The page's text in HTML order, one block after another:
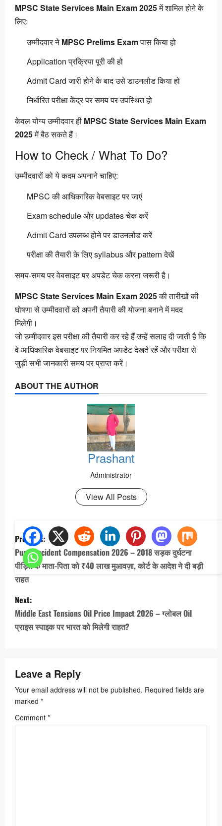
MPSC State Services Main Exam 2025में शामिल होने के
लिए:
उम्मीदवार नेMPSC Prelims Examपास किया हो
Application प्रक्रिया पूरी की हो
Admit Card जारी होने के बाद उसे डाउनलोड किया हो
निर्धारित परीक्षा केंद्र पर समय पर उपस्थित हो
केवल योग्य उम्मीदवार ही MPSC State Services Main Exam
2025में बैठ सकते हैं।
How to Check / What To Do?
उम्मीदवारों को ये कदम अपनाने चाहिए:
MPSC की आधिकारिक वेबसाइट पर जाएं
Exam schedule और updates चेक करें
Admit Card उपलब्ध होने पर डाउनलोड करें
परीक्षा की तैयारी के लिए syllabus और pattern देखें
समय-समय पर वेबसाइट पर अपडेट चेक करना जरूरी है।
MPSC State Services Main Exam 2025की तारीखों की
घोषणा से उम्मीदवारों को अपनी तैयारी की योजना बनाने में मदद
मिलेगी।
जो उम्मीदवार इस परीक्षा की तैयारी कर रहे हैं उन्हें सलाह दी जाती है कि
वे आधिकारिक वेबसाइट पर नियमित अपडेट देखते रहें और परीक्षा से
जुड़ी सभी जानकारी समय पर प्राप्त करें।
ABOUT THE AUTHOR
Prashant
Administrator
View All Posts
P
o
s
t
n
a
v
a
t
i
o
Previous:
Pune Accident Compensation 2026 – 2018 सड़क दुर्घटना
पीड़ित के माता-पिता को ₹40 लाख मुआवज़ा, कोर्ट के आदेश ने दी बड़ी
राहत
Next:
Middle East Tensions Oil Price Impact 2026 – ग्लोबल Oil
प्राइस स्पाइक पर भारत को मिलेगी राहत?
Leave a Reply
Your email address will not be published. Required fields are
marked *
Comment *